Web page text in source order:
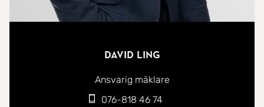
David Ling
Ansvarig mäklare
076-818 46 74